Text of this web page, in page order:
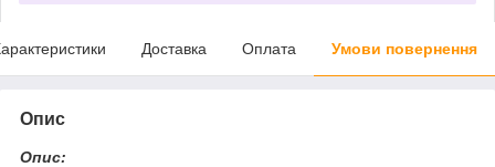
Доставка Оплата Умови повернення
Опис
Опис: